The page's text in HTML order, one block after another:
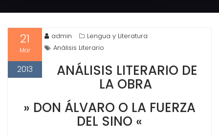
21
Mar
2013
admin
Lengua y Literatura
Análisis Literario
ANÁLISIS LITERARIO DE
LA OBRA
» DON ÁLVARO O LA FUERZA
DEL SINO «